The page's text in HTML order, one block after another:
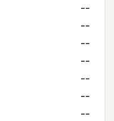
--
--
--
--
--
--
--